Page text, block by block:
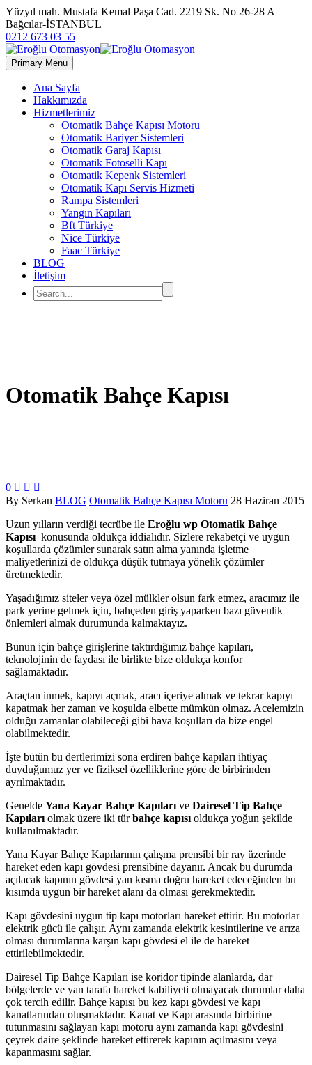
Yüzyıl mah. Mustafa Kemal Paşa Cad. 2219 Sk. No 26-28 A
Bağcılar-İSTANBUL
0212 673 03 55
Primary Menu
Ana Sayfa
Hakkımızda
Hizmetlerimiz
Otomatik Bahçe Kapısı Motoru
Otomatik Bariyer Sistemleri
Otomatik Garaj Kapısı
Otomatik Fotoselli Kapı
Otomatik Kepenk Sistemleri
Otomatik Kapı Servis Hizmeti
Rampa Sistemleri
Yangın Kapıları
Bft Türkiye
Nice Türkiye
Faac Türkiye
BLOG
İletişim
Otomatik Bahçe Kapısı
0   
By Serkan BLOG Otomatik Bahçe Kapısı Motoru 28 Haziran 2015
Uzun yılların verdiği tecrübe ile Eroğlu wp Otomatik Bahçe
Kapısı konusunda oldukça iddialıdır. Sizlere rekabetçi ve uygun
koşullarda çözümler sunarak satın alma yanında işletme
maliyetlerinizi de oldukça düşük tutmaya yönelik çözümler
üretmektedir.
Yaşadığımız siteler veya özel mülkler olsun fark etmez, aracımız ile
park yerine gelmek için, bahçeden giriş yaparken bazı güvenlik
önlemleri almak durumunda kalmaktayız.
Bunun için bahçe girişlerine taktırdığımız bahçe kapıları,
teknolojinin de faydası ile birlikte bize oldukça konfor
sağlamaktadır.
Araçtan inmek, kapıyı açmak, aracı içeriye almak ve tekrar kapıyı
kapatmak her zaman ve koşulda elbette mümkün olmaz. Acelemizin
olduğu zamanlar olabileceği gibi hava koşulları da bize engel
olabilmektedir.
İşte bütün bu dertlerimizi sona erdiren bahçe kapıları ihtiyaç
duyduğumuz yer ve fiziksel özelliklerine göre de birbirinden
ayrılmaktadır.
Genelde Yana Kayar Bahçe Kapıları ve Dairesel Tip Bahçe
Kapıları olmak üzere iki türbahçe kapısı oldukça yoğun şekilde
kullanılmaktadır.
Yana Kayar Bahçe Kapılarının çalışma prensibi bir ray üzerinde
hareket eden kapı gövdesi prensibine dayanır. Ancak bu durumda
açılacak kapının gövdesi yan kısma doğru hareket edeceğinden bu
kısımda uygun bir hareket alanı da olması gerekmektedir.
Kapı gövdesini uygun tip kapı motorları hareket ettirir. Bu motorlar
elektrik gücü ile çalışır. Aynı zamanda elektrik kesintilerine ve arıza
olması durumlarına karşın kapı gövdesi el ile de hareket
ettirilebilmektedir.
Dairesel Tip Bahçe Kapıları ise koridor tipinde alanlarda, dar
bölgelerde ve yan tarafa hareket kabiliyeti olmayacak durumlar daha
çok tercih edilir. Bahçe kapısı bu kez kapı gövdesi ve kapı
kanatlarından oluşmaktadır. Kanat ve Kapı arasında birbirine
tutunmasını sağlayan kapı motoru aynı zamanda kapı gövdesini
çeyrek daire şeklinde hareket ettirerek kapının açılmasını veya
kapanmasını sağlar.